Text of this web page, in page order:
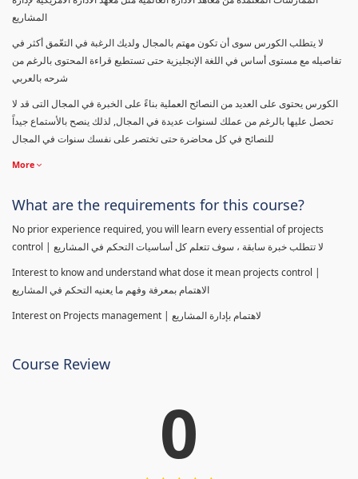
المشاريع
لا يتطلب الكورس سوى أن تكون مهتم بالمجال ولديك الرغبة في التعّمق أكثر في
تفاصيله مع مستوى أساس في اللغة الإنجليزية حتى تستطيع قراءة المحتوى بالرغم من
شرحه بالعربي
الكورس يحتوى على العديد من النصائح العملية بناءً على الخبرة في المجال التى قد لا
تحصل عليها بالرغم من عملك لسنوات عديدة في المجال, لذلك ينصح بالأستماع جيداً
للنصائح في كل محاضرة حتى تختصر على نفسك سنوات في المجال
More
What are the requirements for this course?
No prior experience required, you will learn every essential of projects
control | لا تتطلب خبرة سابقة ، سوف تتعلم كل أساسيات التحكم في المشاريع
Interest to know and understand what dose it mean projects control |
الاهتمام بمعرفة وفهم ما يعنيه التحكم في المشاريع
Interest on Projects management | لاهتمام بإدارة المشاريع
Course Review
0